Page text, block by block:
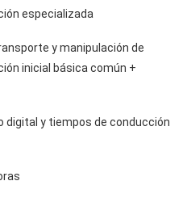
especializada
y manipulación de
inicial básica común +
digital y tiempos de conducción